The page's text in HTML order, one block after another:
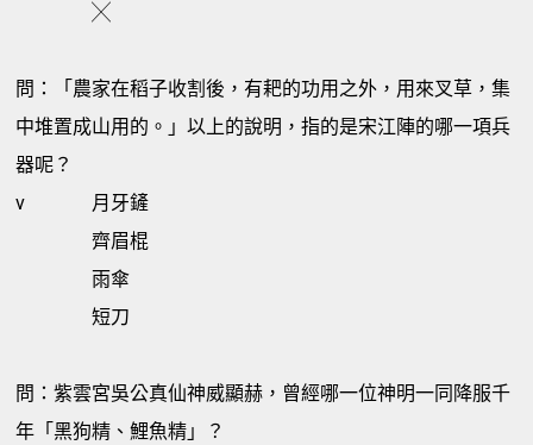
╳
問：「農家在稻子收割後，有耙的功用之外，用來叉草，集
中堆置成山用的。」以上的說明，指的是宋江陣的哪一項兵
器呢？
v
月牙鏟
齊眉棍
雨傘
短刀
問：紫雲宮吳公真仙神威顯赫，曾經哪一位神明一同降服千
年「黑狗精、鯉魚精」？